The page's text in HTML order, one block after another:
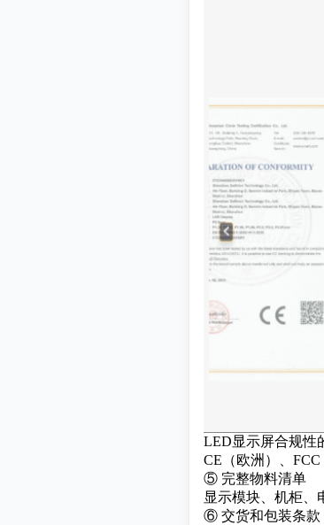
LED显示屏合规性
CE（欧洲）、
⑤ 完整物料清单
显示模块、机柜、
⑥ 交货和包装条款